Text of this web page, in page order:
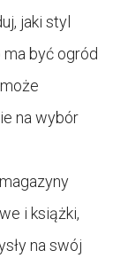
jaki styl
ma być ogród
na wybór
i książki,
na swój